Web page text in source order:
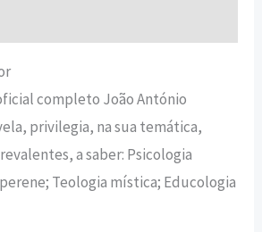
completo João António
privilegia, na sua temática,
a saber: Psicologia
Teologia mística; Educologia